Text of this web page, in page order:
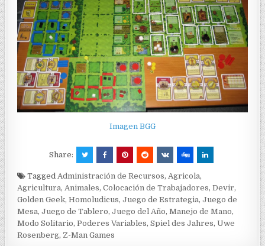
Imagen BGG
Share:
TaggedAdministración de Recursos,Agricola,
Agricultura,Animales,Colocación de Trabajadores,Devir,
Golden Geek,Homoludicus,Juego de Estrategia,Juego de
Mesa,Juego de Tablero,Juego del Año,Manejo de Mano,
Modo Solitario,Poderes Variables,Spiel des Jahres,Uwe
Rosenberg, Z-Man Games